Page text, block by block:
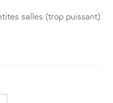
salles (trop puissant)